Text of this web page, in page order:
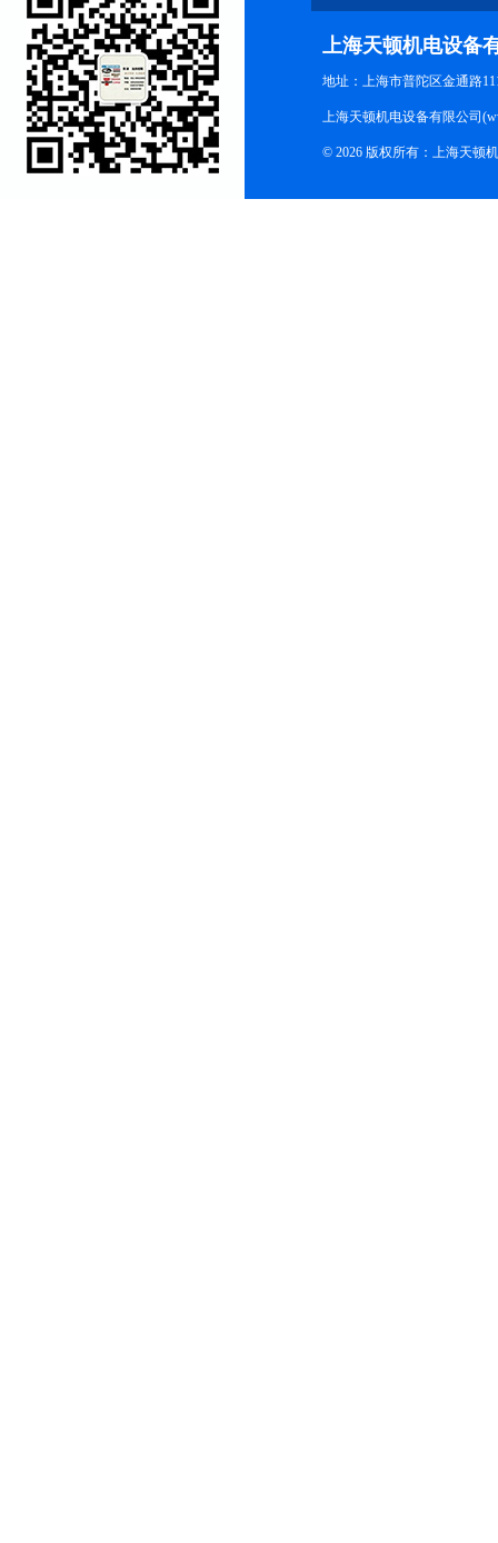
上海天顿机电设备
地址：上海市普陀区金通路
上海天顿机电设备有限公司
© 2026 版权所有：上海天顿